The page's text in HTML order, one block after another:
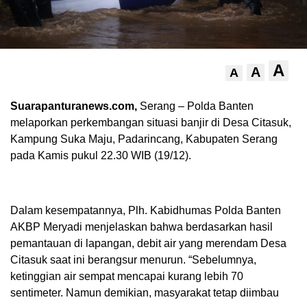
A A A
Suarapanturanews.com, Serang – Polda Banten
melaporkan perkembangan situasi banjir di Desa Citasuk,
Kampung Suka Maju, Padarincang, Kabupaten Serang
pada Kamis pukul 22.30 WIB (19/12).
Dalam kesempatannya, Plh. Kabidhumas Polda Banten
AKBP Meryadi menjelaskan bahwa berdasarkan hasil
pemantauan di lapangan, debit air yang merendam Desa
Citasuk saat ini berangsur menurun. “Sebelumnya,
ketinggian air sempat mencapai kurang lebih 70
sentimeter. Namun demikian, masyarakat tetap diimbau